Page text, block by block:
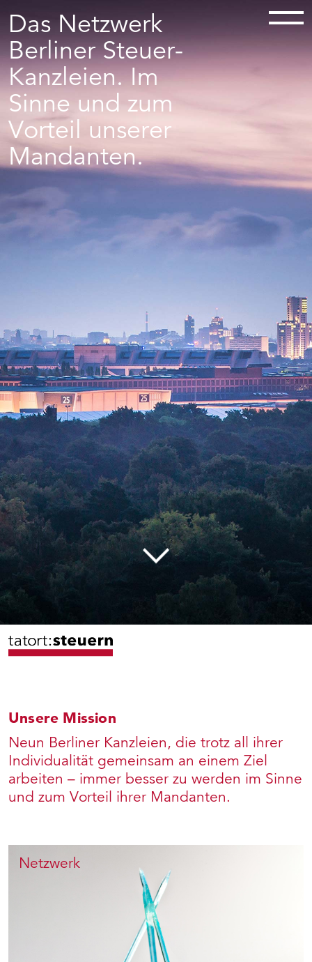
Das Netzwerk
Berliner Steuer-
Kanzleien. Im
Sinne und zum
Vorteil unserer
Mandanten.
Unsere Mission
Neun Berliner Kanzleien, die trotz all ihrer
Individualität gemeinsam an einem Ziel
arbeiten – immer besser zu werden im Sinne
und zum Vorteil ihrer Mandanten.
Netzwerk